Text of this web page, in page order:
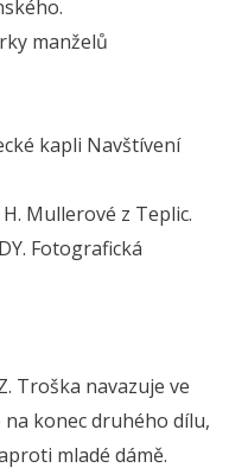
manželů
kapli Navštívení
H. Mullerové z Teplic.
Fotografická
Troška navazuje ve
konec druhého dílu,
mladé dámě.